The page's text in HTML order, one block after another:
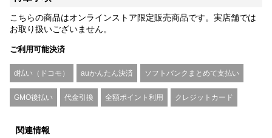
こちらの商品はオンラインストア限定販売商品です。実店舗では
お取り扱いございません。
ご利用可能決済
d払い（ドコモ） auかんたん決済 ソフトバンクまとめて支払い
GMO後払い 代金引換 全額ポイント利用 クレジットカード
関連情報